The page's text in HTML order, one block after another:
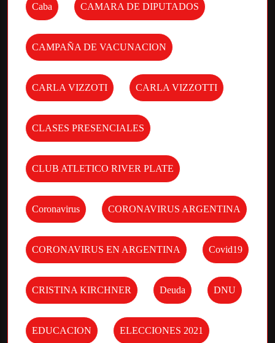
Caba CAMARA DE DIPUTADOS
CAMPAÑA DE VACUNACION
CARLA VIZZOTI CARLA VIZZOTTI
CLASES PRESENCIALES
CLUB ATLETICO RIVER PLATE
Coronavirus CORONAVIRUS ARGENTINA
CORONAVIRUS EN ARGENTINA Covid19
CRISTINA KIRCHNER Deuda DNU
EDUCACION ELECCIONES 2021